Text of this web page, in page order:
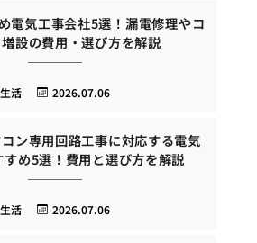
電気工事会社5選！漏電修理やコ
設の費用・選び方を解説
2026.07.06
生活
ン専用回路工事に対応する電気
め5選！費用と選び方を解説
2026.07.06
生活